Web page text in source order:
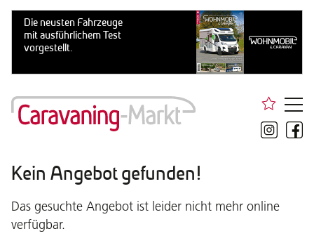
Kein Angebot gefunden!
Das gesuchte Angebot ist leider nicht mehr online
verfügbar.